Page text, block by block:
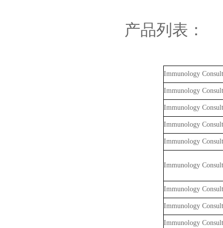
产品列表：
Immunology
Immunology
Immunology
Immunology
Immunology
Immunology
Immunology
Immunology
Immunology